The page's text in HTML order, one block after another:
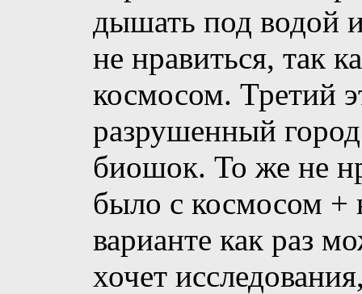
дышать под водой
не нравиться, так
космосом. Третий
разрушенный
биошок. То же не
было с космосом +
варианте как раз
хочет